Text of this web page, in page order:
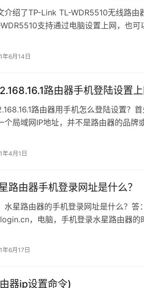
介绍了TP-Link TL-WDR5510无线路
支持通过电脑设置上网，也可
设置上网的方法可以阅读文章：TP-Link
年6月14日
路由器手机登陆设置
路由器用手机怎么登陆设置？
个局域网IP地址，并不是路由器的品牌
年4月1日
路由器手机登录网址是什么？
水星路由器的手机登录网址是什么？答
，电脑，手机登录水星路由器
可以通过下面的方法来找到登录网址
年6月17日
器ip设置命令)